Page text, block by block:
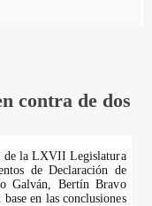
contra de dos
de la LXVII Legislatura
de Declaración de
Galván, Bertín Bravo
en las conclusiones